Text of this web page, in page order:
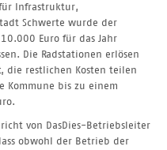
für Infrastruktur,
Schwerte wurde der
Euro für das Jahr
Die Radstationen erlösen
die restlichen Kosten teilen
Kommune bis zu einem
von DasDies-Betriebsleiter
obwohl der Betrieb der